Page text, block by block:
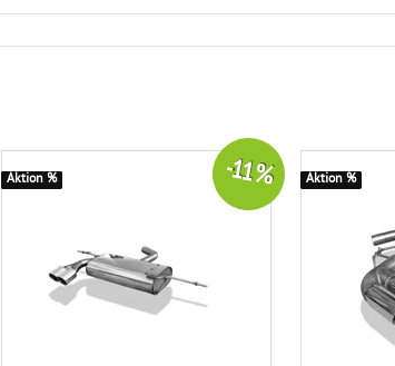
-11 %
Aktion % Aktion %